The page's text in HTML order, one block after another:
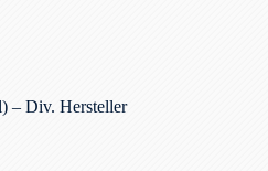
– Div. Hersteller